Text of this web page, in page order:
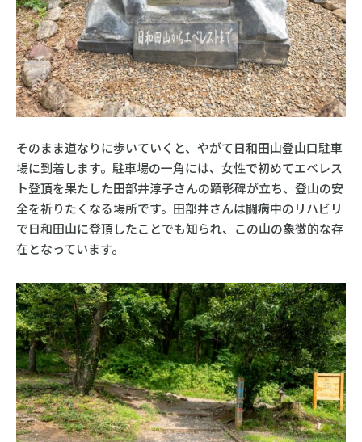
そのまま道なりに歩いていくと、やがて日和田山登山口駐車
場に到着します。駐車場の一角には、女性で初めてエベレス
ト登頂を果たした田部井淳子さんの顕彰碑が立ち、登山の安
全を祈りたくなる場所です。田部井さんは闘病中のリハビリ
で日和田山に登頂したことでも知られ、この山の象徴的な存
在となっています。